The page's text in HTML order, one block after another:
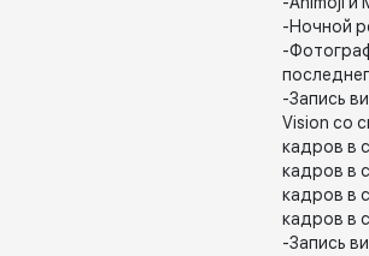
-Ночной
-
-Запись
Vision со
кадров в
кадров в
кадров в
кадров в
-Запись